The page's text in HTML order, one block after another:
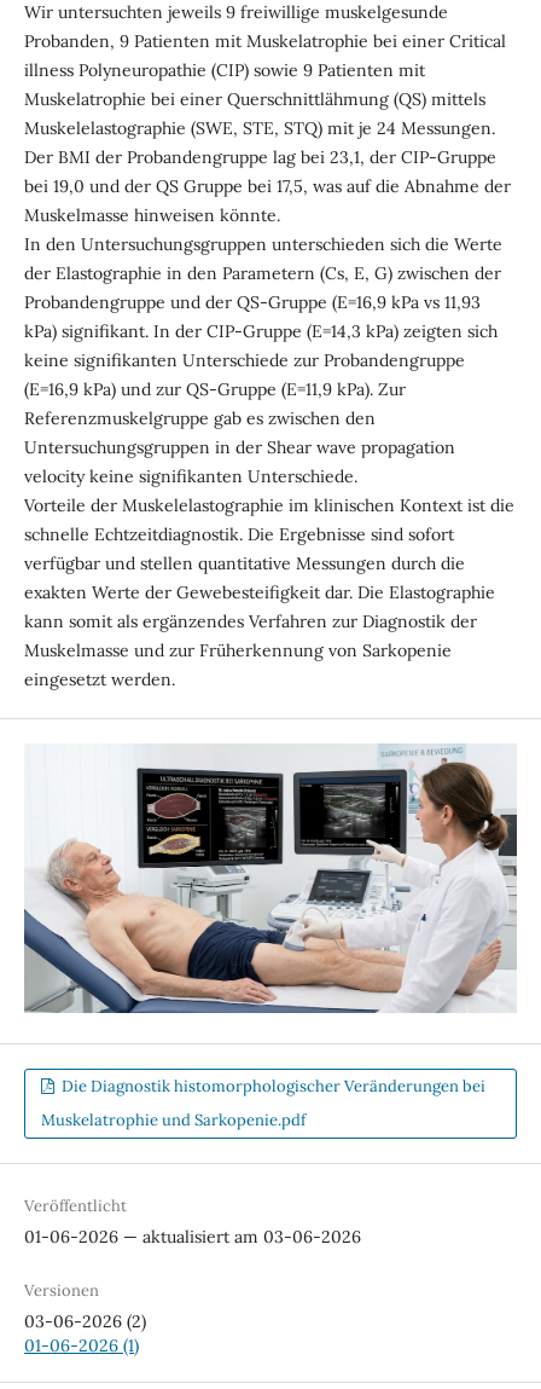
Wir untersuchten jeweils 9 freiwillige muskelgesunde
Probanden, 9 Patienten mit Muskelatrophie bei einer Critical
illness Polyneuropathie (CIP) sowie 9 Patienten mit
Muskelatrophie bei einer Querschnittlähmung (QS) mittels
Muskelelastographie (SWE, STE, STQ) mit je 24 Messungen.
Der BMI der Probandengruppe lag bei 23,1, der CIP-Gruppe
bei 19,0 und der QS Gruppe bei 17,5, was auf die Abnahme der
Muskelmasse hinweisen könnte.
In den Untersuchungsgruppen unterschieden sich die Werte
der Elastographie in den Parametern (Cs, E, G) zwischen der
Probandengruppe und der QS-Gruppe (E=16,9 kPa vs 11,93
kPa) signifikant. In der CIP-Gruppe (E=14,3 kPa) zeigten sich
keine signifikanten Unterschiede zur Probandengruppe
(E=16,9 kPa) und zur QS-Gruppe (E=11,9 kPa). Zur
Referenzmuskelgruppe gab es zwischen den
Untersuchungsgruppen in der Shear wave propagation
velocity keine signifikanten Unterschiede.
Vorteile der Muskelelastographie im klinischen Kontext ist die
schnelle Echtzeitdiagnostik. Die Ergebnisse sind sofort
verfügbar und stellen quantitative Messungen durch die
exakten Werte der Gewebesteifigkeit dar. Die Elastographie
kann somit als ergänzendes Verfahren zur Diagnostik der
Muskelmasse und zur Früherkennung von Sarkopenie
eingesetzt werden.
Die Diagnostik histomorphologischer Veränderungen bei
Muskelatrophie und Sarkopenie.pdf
Veröffentlicht
01-06-2026 — aktualisiert am 03-06-2026
Versionen
03-06-2026 (2)
01-06-2026 (1)